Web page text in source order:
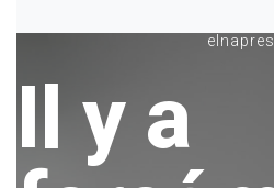
Il y a